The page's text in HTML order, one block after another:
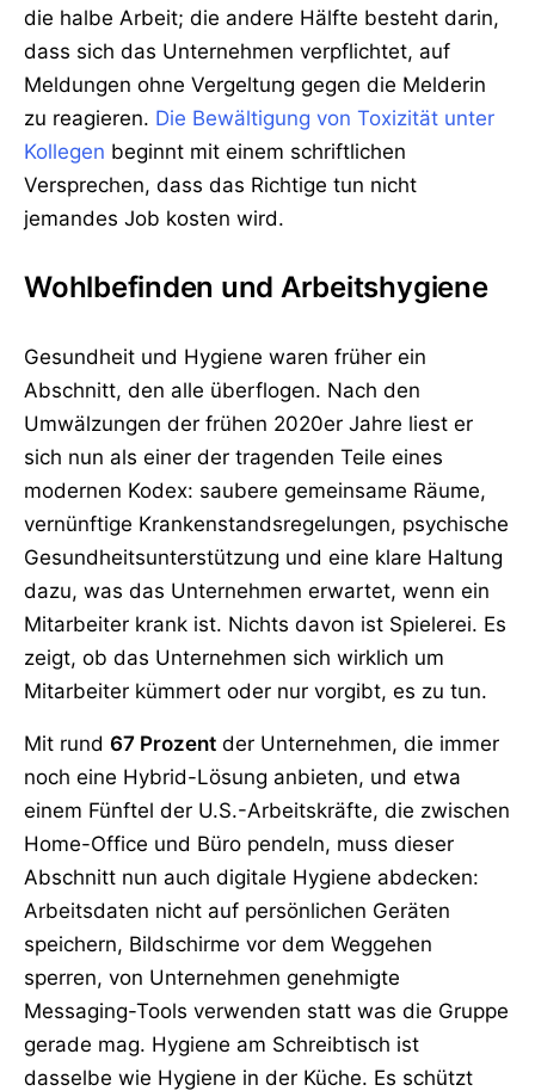
die halbe Arbeit; die andere Hälfte besteht darin,
dass sich das Unternehmen verpflichtet, auf
Meldungen ohne Vergeltung gegen die Melderin
zu reagieren. Die Bewältigung von Toxizität unter
Kollegen beginnt mit einem schriftlichen
Versprechen, dass das Richtige tun nicht
jemandes Job kosten wird.
Wohlbefinden und Arbeitshygiene
Gesundheit und Hygiene waren früher ein
Abschnitt, den alle überflogen. Nach den
Umwälzungen der frühen 2020er Jahre liest er
sich nun als einer der tragenden Teile eines
modernen Kodex: saubere gemeinsame Räume,
vernünftige Krankenstandsregelungen, psychische
Gesundheitsunterstützung und eine klare Haltung
dazu, was das Unternehmen erwartet, wenn ein
Mitarbeiter krank ist. Nichts davon ist Spielerei. Es
zeigt, ob das Unternehmen sich wirklich um
Mitarbeiter kümmert oder nur vorgibt, es zu tun.
Mit rund 67 Prozent der Unternehmen, die immer
noch eine Hybrid-Lösung anbieten, und etwa
einem Fünftel der U.S.-Arbeitskräfte, die zwischen
Home-Office und Büro pendeln, muss dieser
Abschnitt nun auch digitale Hygiene abdecken:
Arbeitsdaten nicht auf persönlichen Geräten
speichern, Bildschirme vor dem Weggehen
sperren, von Unternehmen genehmigte
Messaging-Tools verwenden statt was die Gruppe
gerade mag. Hygiene am Schreibtisch ist
dasselbe wie Hygiene in der Küche. Es schützt